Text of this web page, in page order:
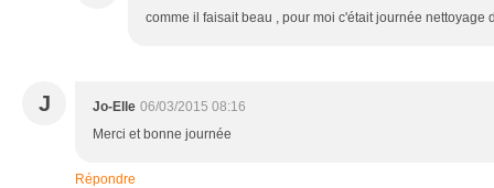
comme il faisait beau , pour moi c'était journée nettoyage
J Jo-Elle 06/03/2015 08:16
Merci et bonne journée
Répondre